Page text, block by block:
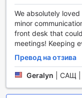
усещане за
модерна телевизия
както и с
време.
За любителите на
кафе/чай автомат
изкушения. Балкон
възможност да се
оборудвани с
We absolutely
minor
front desk that
meetings! Keeping
Превод на отзива
Geralyn САЩ |